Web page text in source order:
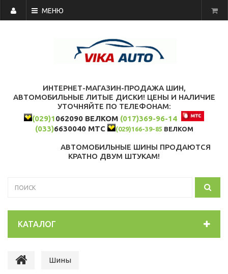
МЕНЮ
ИНТЕРНЕТ-МАГАЗИН-ПРОДАЖА ШИН,
АВТОМОБИЛЬНЫЕ ЛИТЫЕ ДИСКИ! ЦЕНЫ И НАЛИЧИЕ
УТОЧНЯЙТЕ ПО ТЕЛЕФОНАМ:
(029)1062090 ВЕЛКОМ (017)369-96-14
(033)6630040 МТС (029)166-39-85 ВЕЛКОМ
АВТОМОБИЛЬНЫЕ ШИНЫ ПРОДАЮТСЯ
КРАТНО ДВУМ ШТУКАМ!
КАТАЛОГ
Шины